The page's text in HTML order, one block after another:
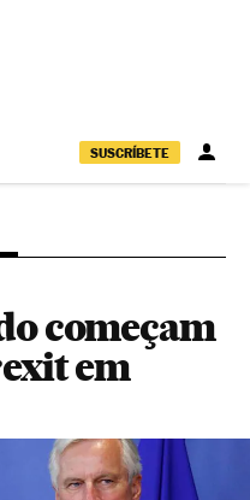
SUSCRÍBETE
começam
em